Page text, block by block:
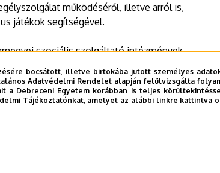
működéséről, illetve arról is,
játékok segítségével.
szociális szolgáltató intézmények
szakképzést nyújtó intézmények vezetői,
is.
bocsátott, illetve birtokába jutott személyes
Adatvédelmi Rendelet alapján felülvizsgálta
a Debreceni Egyetem korábban is teljes
Tájékoztatónkat, amelyet az alábbi linkre kattintva